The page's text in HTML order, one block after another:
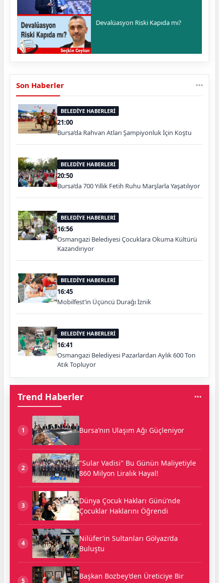
Devalüasyon Riski Kapıda mı?
Son Haberler
BELEDİYE HABERLERİ
21:00
Bursa’da Rahvan Atları Şampiyonluk İçin Koştu
BELEDİYE HABERLERİ
20:50
Bursa’da 700 Yıllık Fetih Ruhu Marşlarla Yaşatılıyor
BELEDİYE HABERLERİ
16:56
Osmangazi Belediyesi Çocuklara Okuma Kültürü
Kazandırıyor
BELEDİYE HABERLERİ
16:45
Mobilfest’in Üçüncü Durağı İznik
BELEDİYE HABERLERİ
16:41
Osmangazi Belediyesi Pazarlardan Aylık 600 Ton
Atık Topluyor
Trend Haberler
1 Bursa’nın Ulaşım Ağı Güçleniyor
2
"Sular Vadisi" Bu Günün Maliyetiyle
860 Milyon Liralık Hayal!
3
Dünya Çocuk Hakları Günü’nde
Çocuklar Haklarını Öğrendi
4
Nilüfer’in Sultanları Gölyazı’da
Buluştu
5
Başkan Bozbey’den Üreticiye Bir